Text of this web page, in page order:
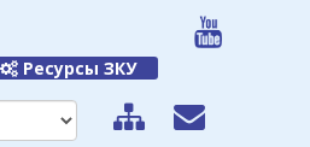
Ресурсы ЗКУ